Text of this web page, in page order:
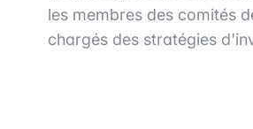
les membres des comités
chargés des stratégies